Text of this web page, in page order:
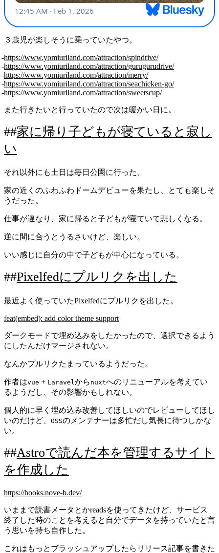
３歳児が楽しそうに乗っていたやつ。
https://www.yomiuriland.com/attraction/spindrive/
https://www.yomiuriland.com/attraction/gurugurudrive/
https://www.yomiuriland.com/attraction/merry/
https://www.yomiuriland.com/attraction/seachicken-go/
https://www.yomiuriland.com/attraction/sweetscup/
また行きたいと行っていたので次は暖かい日に。
家に帰り子どもが寝ていると寂し
い
それ以外にも土日は毎日公園に行った。
家の近くのふわふわドームデビューを果たし、とても楽しそ
うだった。
仕事が遅なり、家に帰ると子どもが寝ていて悲しくなる。
逆に間に合うとうるさいけど、楽しい。
いい感じに自分の中で子どもが中心になっている。
Pixelfedにプルリクを出した
最近よく使っていたPixelfedにプルリクを出した。
feat(embed): add color theme support
ダークモードで埋め込みをしたかったので、選択できるよう
にしたんだけマージされない。
なんかプルリクたまっているようだった。
作者はvue + Laravel から nuxtへのリニューアルを考えてい
るようだし、その影響かもしれない。
個人的に早く埋め込み改善してほしいのでレビューしてほし
いのだけど、 OSSのメンテナーは多忙だし気長に待つしかな
い。
Astroで読んだ本を管理するサイト
を作成した
https://books.nove-b.dev/
いままで読書メータとかreadsを使ってきたけど、サービス
終了した時のことを考えると自分でデータを持っていたと言
う思いを持ち自作した。
これはもっとブラッシュアップしたらリリース記事を書きた